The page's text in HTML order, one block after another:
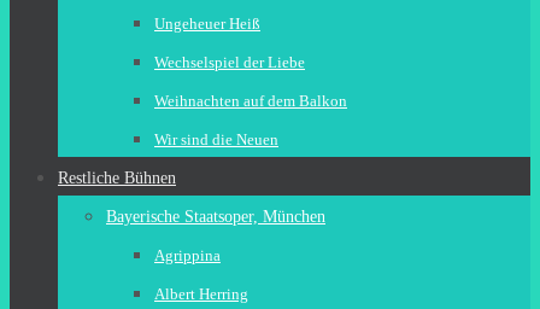
Ungeheuer Heiß
Wechselspiel der Liebe
Weihnachten auf dem Balkon
Wir sind die Neuen
Restliche Bühnen
Bayerische Staatsoper, München
Agrippina
Albert Herring